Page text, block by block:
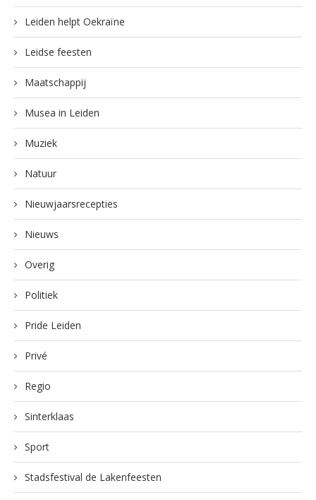
Leiden helpt Oekraïne
Leidse feesten
Maatschappij
Musea in Leiden
Muziek
Natuur
Nieuwjaarsrecepties
Nieuws
Overig
Politiek
Pride Leiden
Privé
Regio
Sinterklaas
Sport
Stadsfestival de Lakenfeesten